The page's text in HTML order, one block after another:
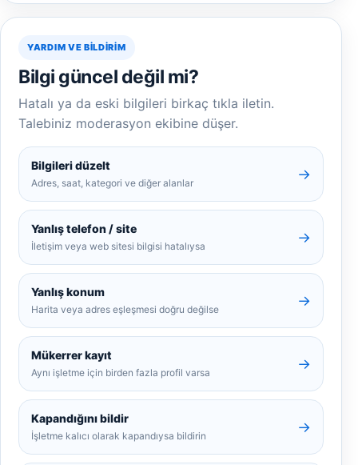
YARDIM VE BILDIRIM
Bilgi güncel değil mi?
Hatalı ya da eski bilgileri birkaç tıkla iletin.
Talebiniz moderasyon ekibine düşer.
Bilgileri düzelt
Adres, saat, kategori ve diğer alanlar
→
Yanlış telefon / site
İletişim veya web sitesi bilgisi hatalıysa
→
Yanlış konum
Harita veya adres eşleşmesi doğru değilse
→
Mükerrer kayıt
Aynı işletme için birden fazla profil varsa
→
Kapandığını bildir
İşletme kalıcı olarak kapandıysa bildirin
→